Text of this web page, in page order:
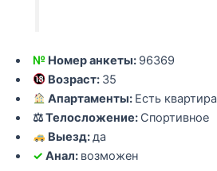
№ Номер анкеты: 96369
Возраст: 35
Апартаменты: Есть квартира
⚖ Телосложение: Спортивное
Выезд:да
✓ Анал: возможен